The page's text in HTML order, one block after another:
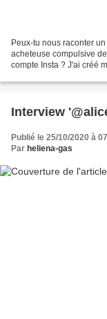
Peux-tu nous raconter
acheteuse compulsive
compte Insta ? J'ai créé
Interview
Publié le 25/10/2020 à
Par heliena-gas